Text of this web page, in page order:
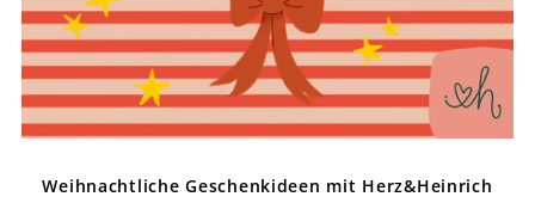
Weihnachtliche Geschenkideen mit Herz&Heinrich